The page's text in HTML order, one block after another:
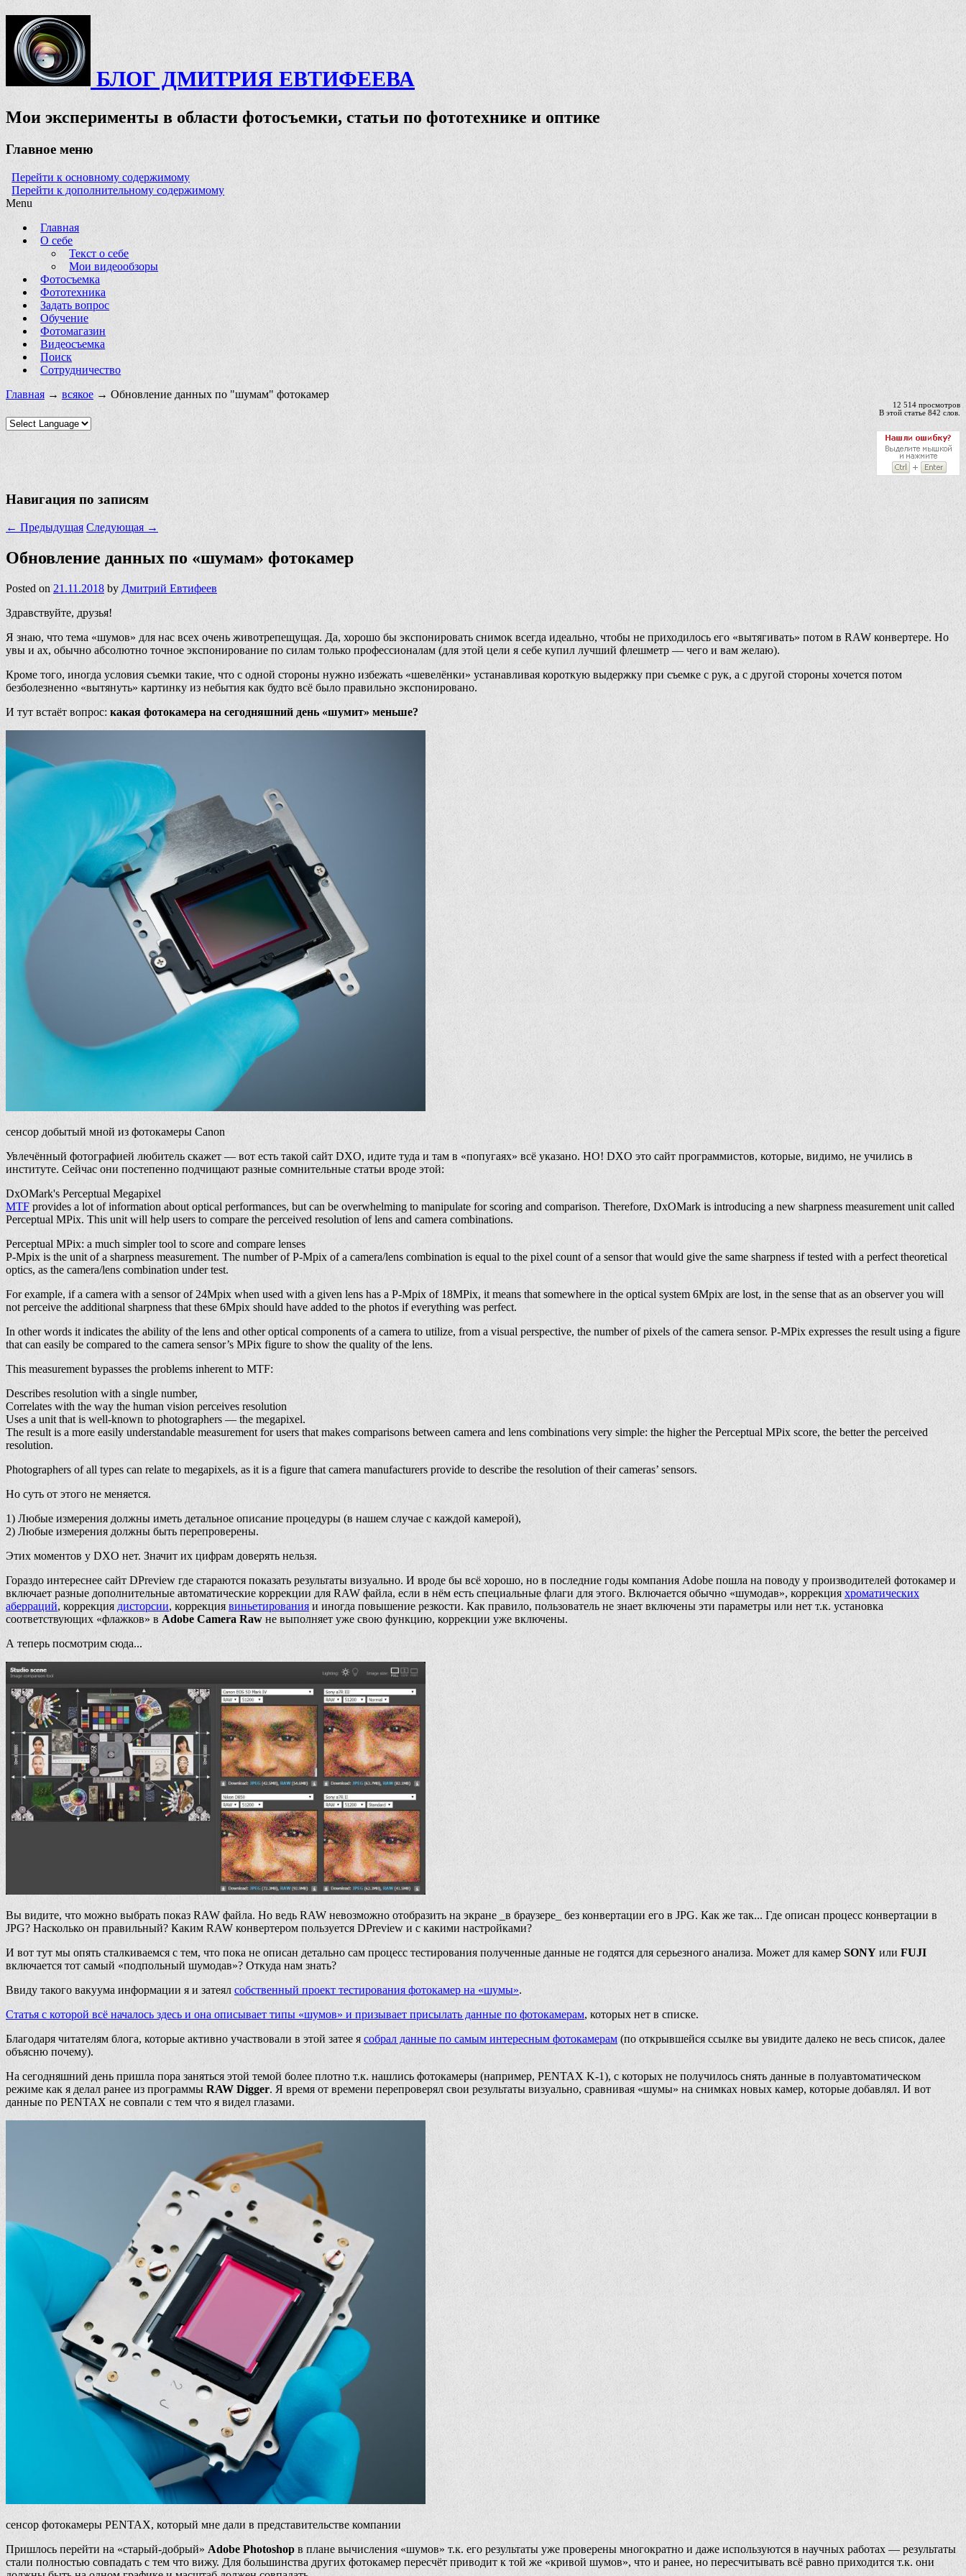
БЛОГ ДМИТРИЯ ЕВТИФЕЕВА
Мои эксперименты в области фотосъемки, статьи по фототехнике и оптике
Главное меню
Перейти к основному содержимому
Перейти к дополнительному содержимому
Menu
Главная
О себе
Текст о себе
Мои видеообзоры
Фотосъемка
Фототехника
Задать вопрос
Обучение
Фотомагазин
Видеосъемка
Поиск
Сотрудничество
Главная → всякое→ Обновление данных по "шумам" фотокамер
12 514 просмотров
В этой статье 842 слов.
Навигация по записям
← Предыдущая Следующая →
Обновление данных по «шумам» фотокамер
Posted on 21.11.2018 by Дмитрий Евтифеев
Здравствуйте, друзья!
Я знаю, что тема «шумов» для нас всех очень животрепещущая. Да, хорошо бы экспонировать снимок всегда идеально, чтобы не приходилось его «вытягивать» потом в RAW конвертере. Но
увы и ах, обычно абсолютно точное экспонирование по силам только профессионалам (для этой цели я себе купил лучший флешметр — чего и вам желаю).
Кроме того, иногда условия съемки такие, что с одной стороны нужно избежать «шевелёнки» устанавливая короткую выдержку при съемке с рук, а с другой стороны хочется потом
безболезненно «вытянуть» картинку из небытия как будто всё было правильно экспонировано.
И тут встаёт вопрос: какая фотокамера на сегодняшний день «шумит» меньше?
сенсор добытый мной из фотокамеры Canon
Увлечённый фотографией любитель скажет — вот есть такой сайт DXO, идите туда и там в «попугаях» всё указано. НО! DXO это сайт программистов, которые, видимо, не учились в
институте. Сейчас они постепенно подчищают разные сомнительные статьи вроде этой:
DxOMark's Perceptual Megapixel
MTF provides a lot of information about optical performances, but can be overwhelming to manipulate for scoring and comparison. Therefore, DxOMark is introducing a new sharpness measurement unit called
Perceptual MPix. This unit will help users to compare the perceived resolution of lens and camera combinations.
Perceptual MPix: a much simpler tool to score and compare lenses
P-Mpix is the unit of a sharpness measurement. The number of P-Mpix of a camera/lens combination is equal to the pixel count of a sensor that would give the same sharpness if tested with a perfect theoretical
optics, as the camera/lens combination under test.
For example, if a camera with a sensor of 24Mpix when used with a given lens has a P-Mpix of 18MPix, it means that somewhere in the optical system 6Mpix are lost, in the sense that as an observer you will
not perceive the additional sharpness that these 6Mpix should have added to the photos if everything was perfect.
In other words it indicates the ability of the lens and other optical components of a camera to utilize, from a visual perspective, the number of pixels of the camera sensor. P-MPix expresses the result using a figure
that can easily be compared to the camera sensor’s MPix figure to show the quality of the lens.
This measurement bypasses the problems inherent to MTF:
Describes resolution with a single number,
Correlates with the way the human vision perceives resolution
Uses a unit that is well-known to photographers — the megapixel.
The result is a more easily understandable measurement for users that makes comparisons between camera and lens combinations very simple: the higher the Perceptual MPix score, the better the perceived
resolution.
Photographers of all types can relate to megapixels, as it is a figure that camera manufacturers provide to describe the resolution of their cameras’ sensors.
Но суть от этого не меняется.
1) Любые измерения должны иметь детальное описание процедуры (в нашем случае с каждой камерой),
2) Любые измерения должны быть перепроверены.
Этих моментов у DXO нет. Значит их цифрам доверять нельзя.
Гораздо интереснее сайт DPreview где стараются показать результаты визуально. И вроде бы всё хорошо, но в последние годы компания Adobe пошла на поводу у производителей фотокамер и
включает разные дополнительные автоматические коррекции для RAW файла, если в нём есть специальные флаги для этого. Включается обычно «шумодав», коррекция хроматических
аберраций, коррекция дисторсии, коррекция виньетирования и иногда повышение резкости. Как правило, пользователь не знает включены эти параметры или нет т.к. установка
соответствующих «флажков» в Adobe Camera Raw не выполняет уже свою функцию, коррекции уже включены.
А теперь посмотрим сюда...
Вы видите, что можно выбрать показ RAW файла. Но ведь RAW невозможно отобразить на экране _в браузере_ без конвертации его в JPG. Как же так... Где описан процесс конвертации в
JPG? Насколько он правильный? Каким RAW конвертером пользуется DPreview и с какими настройками?
И вот тут мы опять сталкиваемся с тем, что пока не описан детально сам процесс тестирования полученные данные не годятся для серьезного анализа. Может для камер SONY или FUJI
включается тот самый «подпольный шумодав»? Откуда нам знать?
Ввиду такого вакуума информации я и затеял собственный проект тестирования фотокамер на «шумы».
Статья с которой всё началось здесь и она описывает типы «шумов» и призывает присылать данные по фотокамерам, которых нет в списке.
Благодаря читателям блога, которые активно участвовали в этой затее я собрал данные по самым интересным фотокамерам (по открывшейся ссылке вы увидите далеко не весь список, далее
объясню почему).
На сегодняшний день пришла пора заняться этой темой более плотно т.к. нашлись фотокамеры (например, PENTAX K-1), с которых не получилось снять данные в полуавтоматическом
режиме как я делал ранее из программы RAW Digger. Я время от времени перепроверял свои результаты визуально, сравнивая «шумы» на снимках новых камер, которые добавлял. И вот
данные по PENTAX не совпали с тем что я видел глазами.
сенсор фотокамеры PENTAX, который мне дали в представительстве компании
Пришлось перейти на «старый-добрый» Adobe Photoshop в плане вычисления «шумов» т.к. его результаты уже проверены многократно и даже используются в научных работах — результаты
стали полностью совпадать с тем что вижу. Для большинства других фотокамер пересчёт приводит к той же «кривой шумов», что и ранее, но пересчитывать всё равно приходится т.к. они